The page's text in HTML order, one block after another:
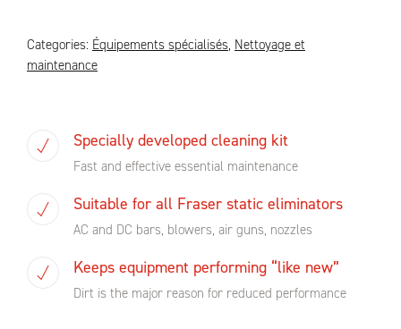
Categories: Équipements spécialisés, Nettoyage et
maintenance
Specially developed cleaning kit
Fast and effective essential maintenance
Suitable for all Fraser static eliminators
AC and DC bars, blowers, air guns, nozzles
Keeps equipment performing “like new”
Dirt is the major reason for reduced performance